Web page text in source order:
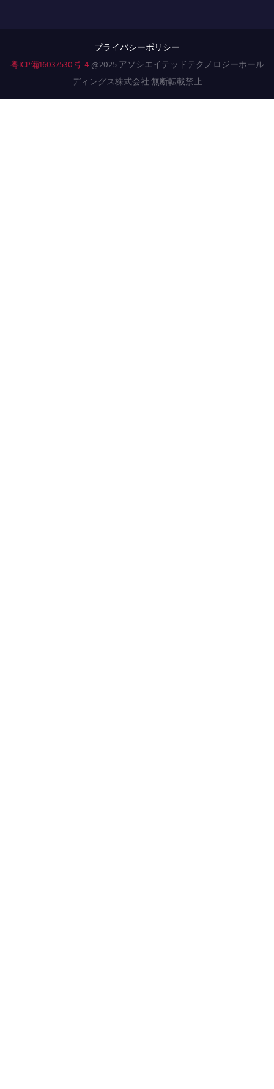
プライバシーポリシー
粤ICP備16037530号-4@2025 アソシエイテッドテクノロジーホール
ディングス株式会社 無断転載禁止